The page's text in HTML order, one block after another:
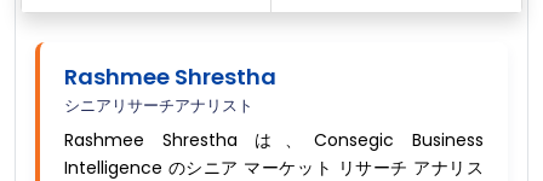
Rashmee Shrestha
シニアリサーチアナリスト
Rashmee Shrestha は、Consegic Business
Intelligence のシニア マーケット リサーチ アナリス